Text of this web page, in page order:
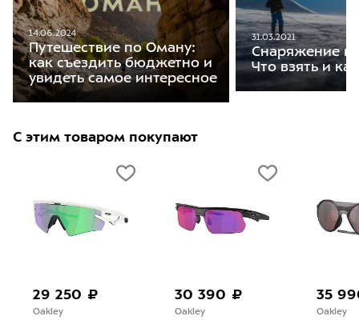
14.06.2024
Путешествие по Оману:
как съездить бюджетно и
увидеть самое интересное
31.03.2021
Снаряжение
Что взять и
С этим товаром покупают
29 250 ₽
Oakley
30 390 ₽
Oakley
35
Oakley